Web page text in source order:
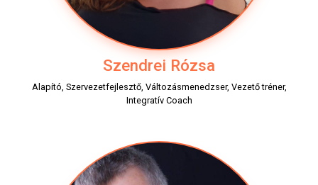
Szendrei Rózsa
Alapító, Szervezetfejlesztő, Változásmenedzser, Vezető tréner,
Integratív Coach